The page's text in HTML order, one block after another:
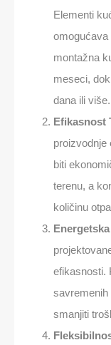
Elementi
omogućava
montažna
meseci,
dana ili više.
Efikasnost
proizvodnje
biti
terenu, a
količinu
efikasnosti.
savremenih
smanjiti